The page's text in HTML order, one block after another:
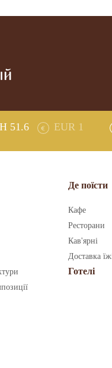
51.6 EUR 1
Де поїсти
Кафе
Ресторани
Кав'ярні
Доставка
Готелі